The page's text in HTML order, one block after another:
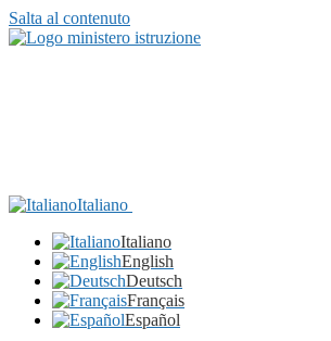
Salta al contenuto
Italiano
Italiano
English
Deutsch
Français
Español